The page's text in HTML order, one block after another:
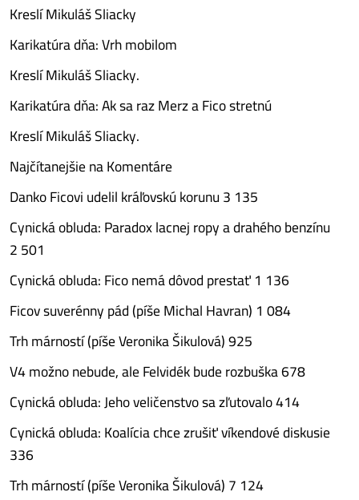
Kreslí Mikuláš Sliacky
Karikatúra dňa: Vrh mobilom
Kreslí Mikuláš Sliacky.
Karikatúra dňa: Ak sa raz Merz a Fico stretnú
Kreslí Mikuláš Sliacky.
Najčítanejšie na Komentáre
Danko Ficovi udelil kráľovskú korunu 3 135
Cynická obluda: Paradox lacnej ropy a drahého benzínu
2 501
Cynická obluda: Fico nemá dôvod prestať 1 136
Ficov suverénny pád (píše Michal Havran) 1 084
Trh márností (píše Veronika Šikulová) 925
V4 možno nebude, ale Felvidék bude rozbuška 678
Cynická obluda: Jeho veličenstvo sa zľutovalo 414
Cynická obluda: Koalícia chce zrušiť víkendové diskusie
336
Trh márností (píše Veronika Šikulová) 7 124